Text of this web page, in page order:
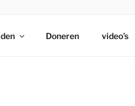
Doneren video’s